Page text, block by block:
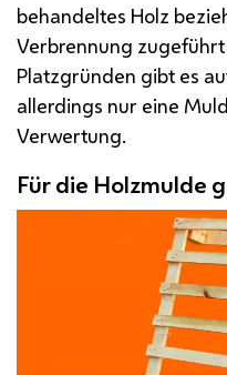
behandeltes Holz
Verbrennung
Platzgründen gibt es
allerdings nur eine
Verwertung.
Für die Holzmulde